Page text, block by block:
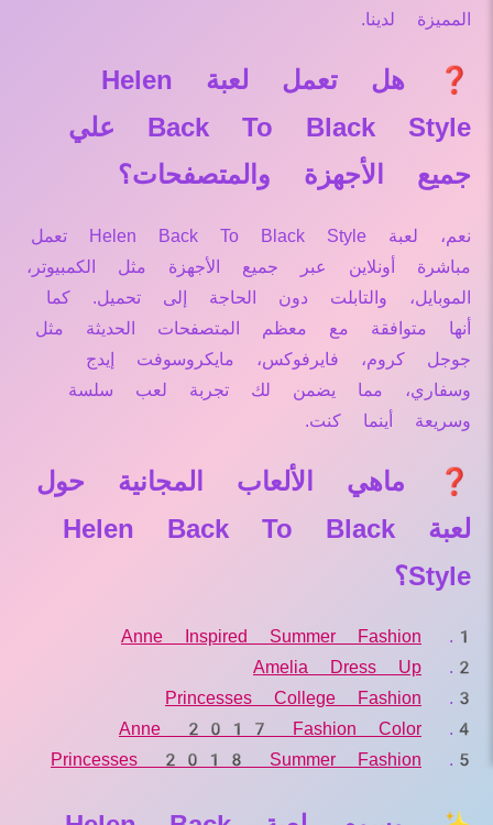
المميزة لدينا.
❓ هل تعمل لعبة Helen
Back To Black Style علي
جميع الأجهزة والمتصفحات؟
نعم، لعبة Helen Back To Black Style تعمل
مباشرة أونلاين عبر جميع الأجهزة مثل الكمبيوتر،
الموبايل، والتابلت دون الحاجة إلى تحميل. كما
أنها متوافقة مع معظم المتصفحات الحديثة مثل
جوجل كروم، فايرفوكس، مايكروسوفت إيدج
وسفاري، مما يضمن لك تجربة لعب سلسة
وسريعة أينما كنت.
❓ ماهي الألعاب المجانية حول
لعبة Helen Back To Black
Style؟
Anne Inspired Summer Fashion
Amelia Dress Up
Princesses College Fashion
Anne 2017 Fashion Color
Princesses 2018 Summer Fashion